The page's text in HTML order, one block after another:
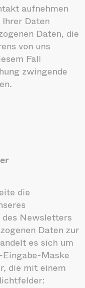
aufnehmen
Daten
Daten, die
von uns
Fall
zwingende
die
Newsletters
Daten zur
es sich um
Maske
die mit einem